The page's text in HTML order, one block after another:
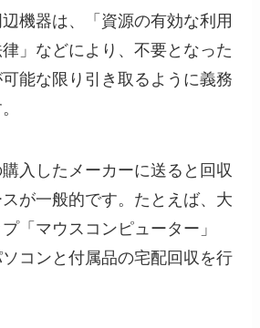
機器は、「資源の有効な利用
」などにより、不要となった
能な限り引き取るように義務
入したメーカーに送ると回収
が一般的です。たとえば、大
「マウスコンピューター」
コンと付属品の宅配回収を行